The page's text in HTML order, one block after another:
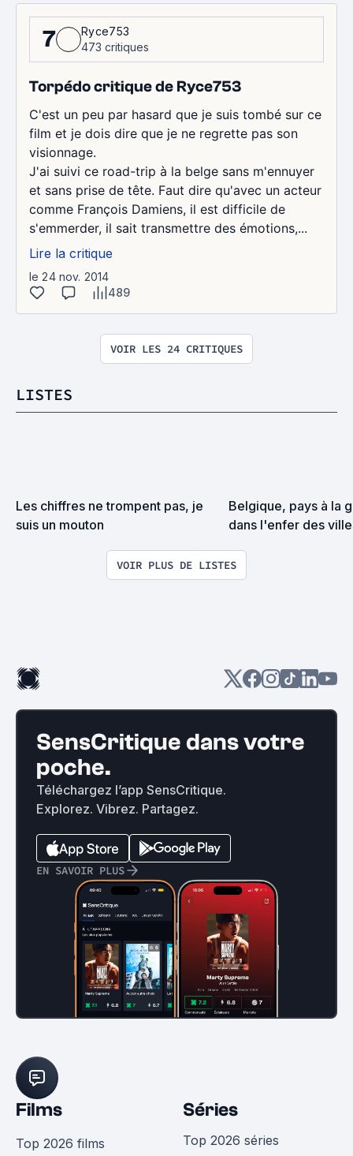
7
Ryce753
473 critiques
Torpédo critique de Ryce753
C'est un peu par hasard que je suis tombé sur ce
film et je dois dire que je ne regrette pas son
visionnage.
J'ai suivi ce road-trip à la belge sans m'ennuyer
et sans prise de tête. Faut dire qu'avec un acteur
comme François Damiens, il est difficile de
s'emmerder, il sait transmettre des émotions,...
Lire la critique
le 24 nov. 2014
489
VOIR LES 24 CRITIQUES
LISTES
Les chiffres ne trompent pas, je
suis un mouton
Belgique, pays à la
dans l'enfer des
VOIR PLUS DE LISTES
SensCritique dans votre
poche.
Téléchargez l’app SensCritique.
Explorez. Vibrez. Partagez.
EN SAVOIR PLUS
Films
Top 2026 films
Séries
Top 2026 séries